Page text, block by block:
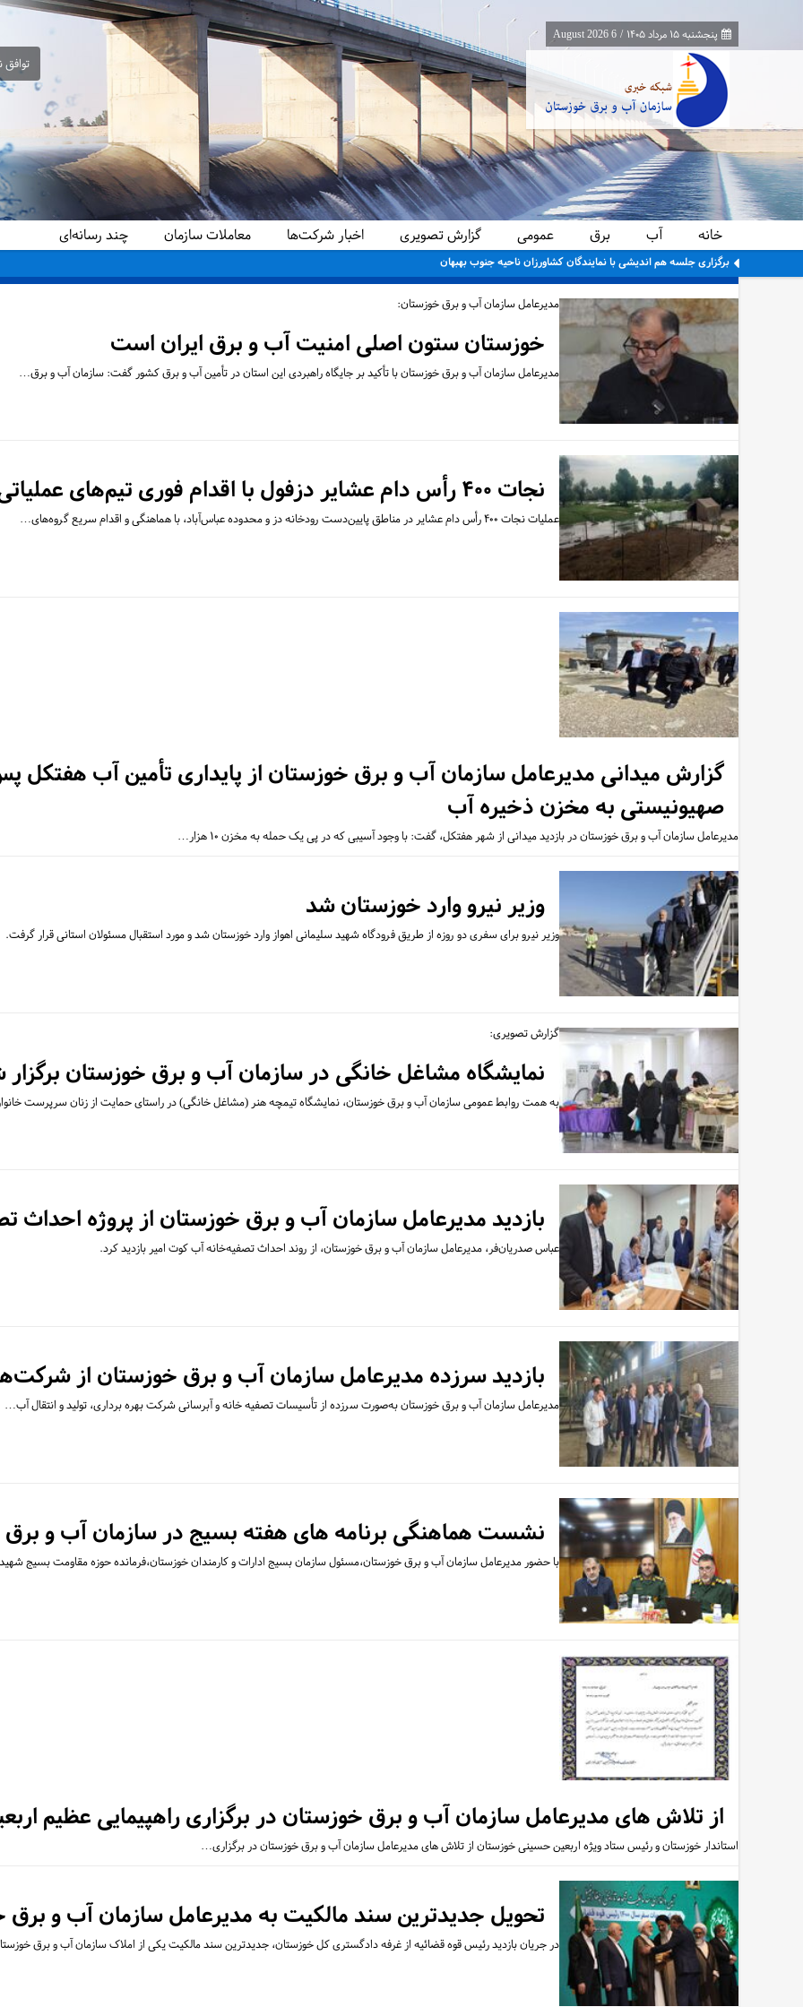
پنجشنبه ۱۵ مرداد ۱۴۰۵ /
6 August 2026
خانه آب برق عمومی گزارش تصویری اخبار شرکت‌ها معاملات سازمان چند رسانه‌ای
معاون برنامه‌ریزی و اقتصادی وزارت نیرو از پایانه‌های مرزی چذابه و شلمچه بازدید کرد
مدیرعامل سازمان آب و برق خوزستان:
خوزستان ستون اصلی امنیت آب و برق ایران است
مدیرعامل سازمان آب و برق خوزستان با تأکید بر جایگاه راهبردی این استان در تأمین آب و برق کشور گفت: سازمان آب و برق…
نجات ۴۰۰ رأس دام عشایر دزفول با اقدام فوری تیم‌های عملیاتی سازمان آب و برق خوزستان
عملیات نجات ۴۰۰ رأس دام عشایر در مناطق پایین‌دست رودخانه دز و محدوده عباس‌آباد، با هماهنگی و اقدام سریع گروه‌های…
گزارش میدانی مدیرعامل سازمان آب و برق خوزستان از پایداری تأمین آب هفتکل
صهیونیستی به مخزن ذخیره آب
مدیرعامل سازمان آب و برق خوزستان در بازدید میدانی از شهر هفتکل، گفت: با وجود آسیبی که در پی یک حمله به مخزن ۱۰ هزار…
وزیر نیرو وارد خوزستان شد
وزیر نیرو برای سفری دو روزه از طریق فرودگاه شهید سلیمانی اهواز وارد خوزستان شد و مورد استقبال مسئولان استانی قرار گرفت.
گزارش تصویری:
نمایشگاه مشاغل خانگی در سازمان آب و برق خوزستان
به همت روابط عمومی سازمان آب و برق خوزستان، نمایشگاه تیمچه هنر (مشاغل خانگی) در راستای حمایت از زنان سرپرست
بازدید مدیرعامل سازمان آب و برق خوزستان از پروژه احداث
عباس صدریان‌فر، مدیرعامل سازمان آب و برق خوزستان، از روند احداث تصفیه‌خانه آب کوت امیر بازدید کرد.
بازدید سرزده مدیرعامل سازمان آب و برق خوزستان از
مدیرعامل سازمان آب و برق خوزستان به‌صورت سرزده از تأسیسات تصفیه خانه و آبرسانی شرکت‌ بهره برداری، تولید و انتقال آب…
نشست هماهنگی برنامه های هفته بسیج در سازمان آب و برق
با حضور مدیرعامل سازمان آب و برق خوزستان،مسئول سازمان بسیج ادارات و کارمندان خوزستان،فرمانده حوزه مقاومت بسیج
از تلاش های مدیرعامل سازمان آب و برق خوزستان در برگزاری راهپیمایی عظیم
استاندار خوزستان و رئیس ستاد ویژه اربعین حسینی خوزستان از تلاش های مدیرعامل سازمان آب و برق خوزستان در برگزاری…
تحویل جدیدترین سند مالکیت به مدیرعامل سازمان آب و برق
در جریان بازدید رئیس قوه قضائیه از غرفه دادگستری کل خوزستان، جدیدترین سند مالکیت یکی از املاک سازمان آب و برق